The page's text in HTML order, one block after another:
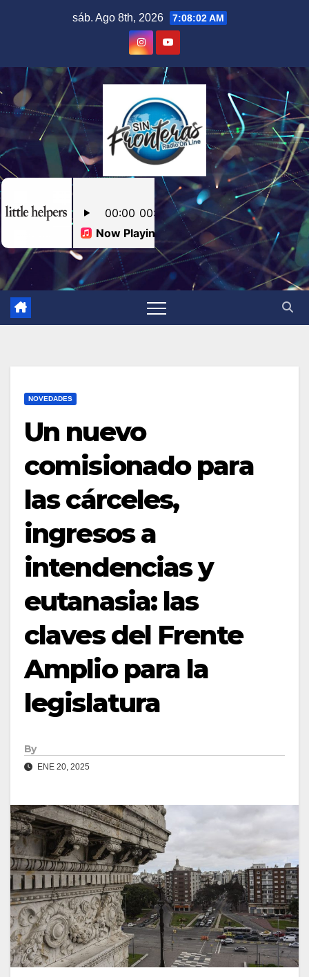
sáb. Ago 8th, 2026 7:08:02 AM
NOVEDADES
Un nuevo
comisionado para
las cárceles,
ingresos a
intendencias y
eutanasia: las
claves del Frente
Amplio para la
legislatura
By
ENE 20, 2025